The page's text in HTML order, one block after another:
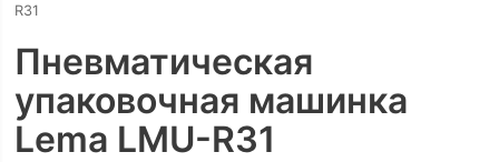
R31
Пневматическая
упаковочная машинка
Lema LMU-R31